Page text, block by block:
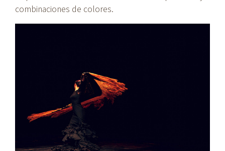
combinaciones de colores.